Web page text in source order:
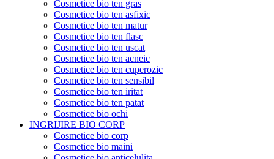
Cosmetice bio ten gras
Cosmetice bio ten asfixic
Cosmetice bio ten matur
Cosmetice bio ten flasc
Cosmetice bio ten uscat
Cosmetice bio ten acneic
Cosmetice bio ten cuperozic
Cosmetice bio ten sensibil
Cosmetice bio ten iritat
Cosmetice bio ten patat
Cosmetice bio ochi
INGRIJIRE BIO CORP
Cosmetice bio corp
Cosmetice bio maini